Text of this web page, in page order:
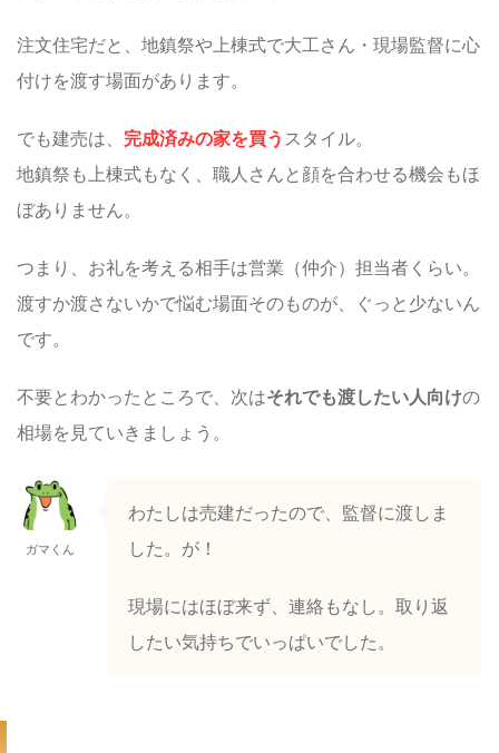
注文住宅だと、地鎮祭や上棟式で大工さん・現場監督に心
付けを渡す場面があります。
でも建売は、 完成済みの家を買うスタイル。
地鎮祭も上棟式もなく、職人さんと顔を合わせる機会もほ
ぼありません。
つまり、お礼を考える相手は営業（仲介）担当者くらい。
渡すか渡さないかで悩む場面そのものが、ぐっと少ないん
です。
不要とわかったところで、次はそれでも渡したい人向けの
相場を見ていきましょう。
ガマくん
わたしは売建だったので、監督に渡しま
した。が！
現場にはほぼ来ず、連絡もなし。取り返
したい気持ちでいっぱいでした。